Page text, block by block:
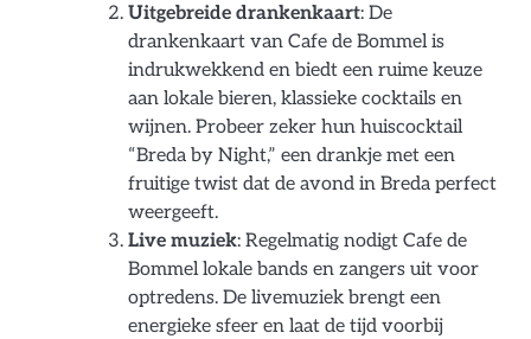
Uitgebreide drankenkaart: De
drankenkaart van Cafe de Bommel is
indrukwekkend en biedt een ruime keuze
aan lokale bieren, klassieke cocktails en
wijnen. Probeer zeker hun huiscocktail
“Breda by Night,” een drankje met een
fruitige twist dat de avond in Breda perfect
weergeeft.
Live muziek: Regelmatig nodigt Cafe de
Bommel lokale bands en zangers uit voor
optredens. De livemuziek brengt een
energieke sfeer en laat de tijd voorbij